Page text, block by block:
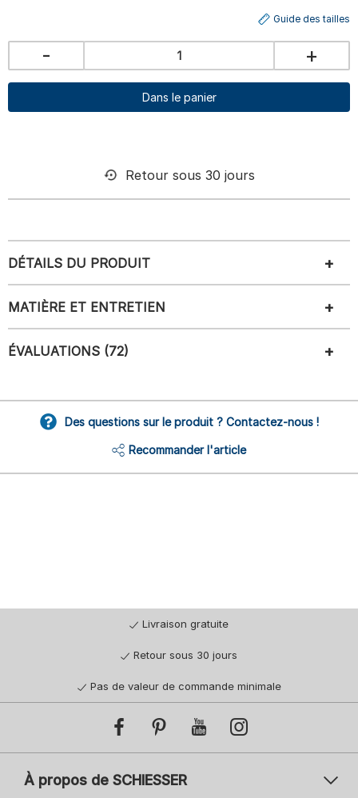
Guide des tailles
- +
Dans le panier
Retour sous 30 jours
DÉTAILS DU PRODUIT
MATIÈRE ET ENTRETIEN
ÉVALUATIONS (72)
Des questions sur le produit ? Contactez-nous !
Recommander l'article
Livraison gratuite
Retour sous 30 jours
Pas de valeur de commande minimale
À propos de SCHIESSER